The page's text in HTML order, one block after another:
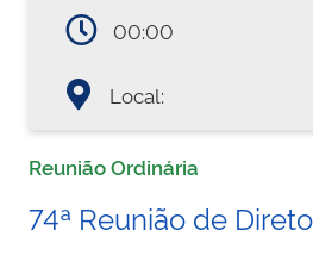
00:00
Local:
Reunião Ordinária
74ª Reunião de